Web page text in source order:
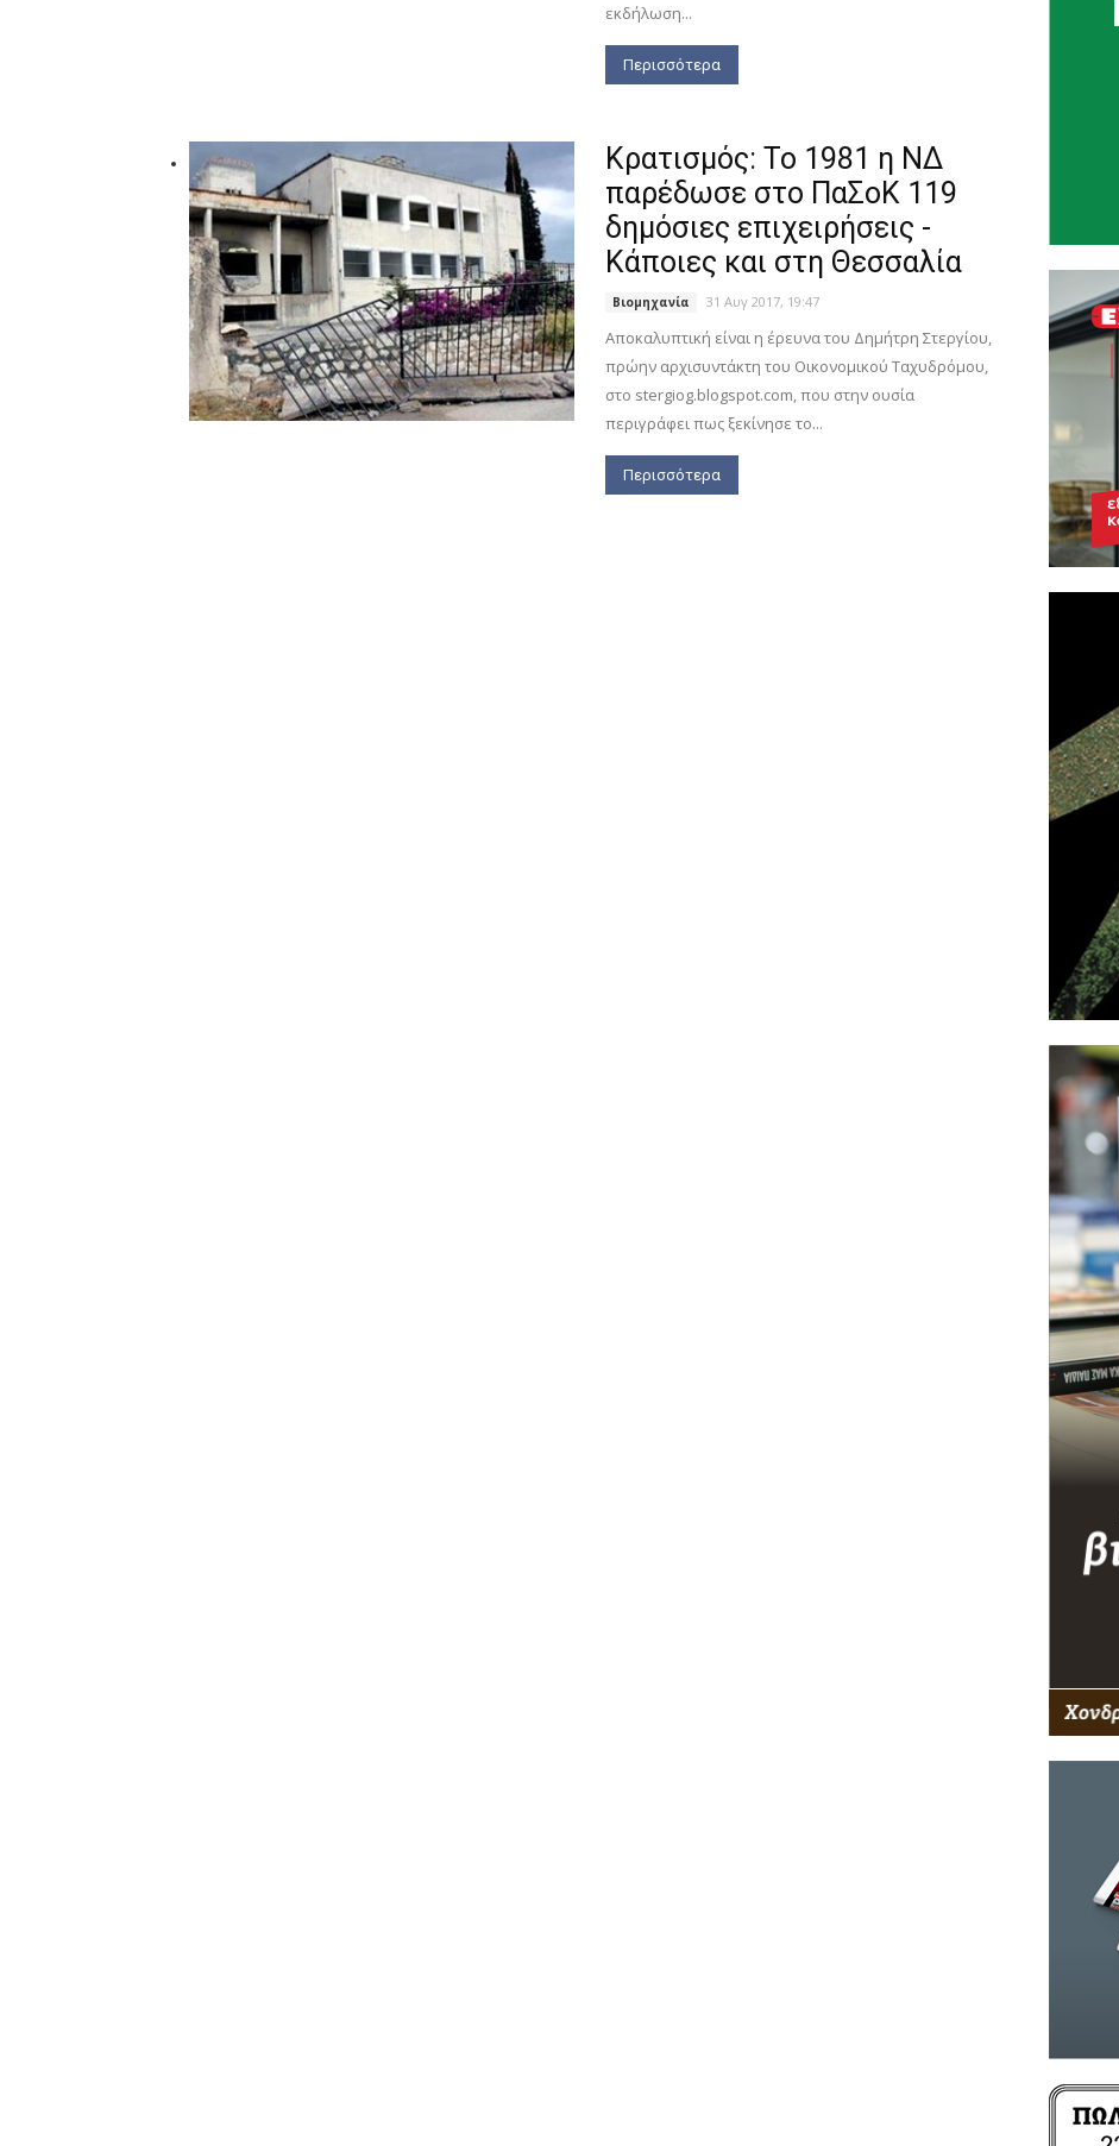
εκδήλωση...
Περισσότερα
Κρατισμός: Το 1981 η ΝΔ
παρέδωσε στο ΠαΣοΚ 119
δημόσιες επιχειρήσεις -
Κάποιες και στη Θεσσαλία
Βιομηχανία 31 Αυγ 2017, 19:47
Αποκαλυπτική είναι η έρευνα του Δημήτρη Στεργίου,
πρώην αρχισυντάκτη του Οικονομικού Ταχυδρόμου,
στο stergiog.blogspot.com, που στην ουσία
περιγράφει πως ξεκίνησε το...
Περισσότερα